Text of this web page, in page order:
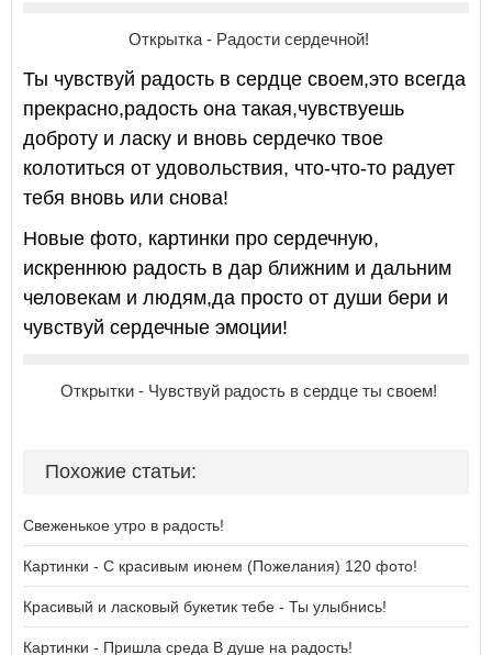
Открытка - Радости сердечной!
Ты чувствуй радость в сердце своем,это всегда
прекрасно,радость она такая,чувствуешь
доброту и ласку и вновь сердечко твое
колотиться от удовольствия, что-что-то радует
тебя вновь или снова!
Новые фото, картинки про сердечную,
искреннюю радость в дар ближним и дальним
человекам и людям,да просто от души бери и
чувствуй сердечные эмоции!
Открытки - Чувствуй радость в сердце ты своем!
Похожие статьи:
Свеженькое утро в радость!
Картинки - С красивым июнем (Пожелания) 120 фото!
Красивый и ласковый букетик тебе - Ты улыбнись!
Картинки - Пришла среда В душе на радость!